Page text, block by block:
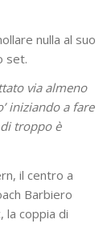
nulla al suo
set.
via almeno
iniziando a fare
troppo è
il centro a
Barbiero
la coppia di